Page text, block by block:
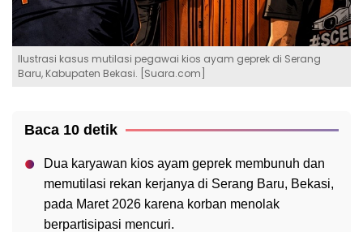
Ilustrasi kasus mutilasi pegawai kios ayam geprek di Serang
Baru, Kabupaten Bekasi. [Suara.com]
Baca 10 detik
Dua karyawan kios ayam geprek membunuh dan
memutilasi rekan kerjanya di Serang Baru, Bekasi,
pada Maret 2026 karena korban menolak
berpartisipasi mencuri.